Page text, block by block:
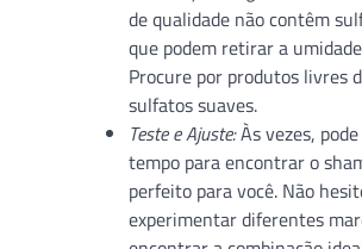
de qualidade não contêm
que podem retirar a
Procure por produtos livres
sulfatos suaves.
Teste e Ajuste:Às vezes,
tempo para encontrar o
perfeito para você. Não
experimentar diferentes